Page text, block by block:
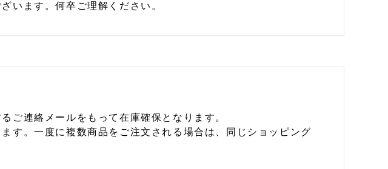
います。何卒ご理解ください。
ご連絡メールをもって在庫確保となります。
す。一度に複数商品をご注文される場合は、同じショッピング